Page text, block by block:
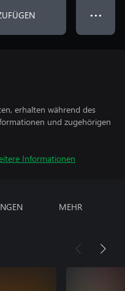
● ● ●
erhalten während des
und zugehörigen
Informationen
MEHR